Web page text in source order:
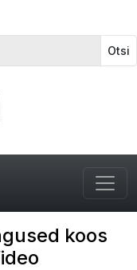
Otsi
koos